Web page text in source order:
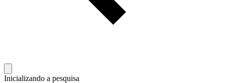
Inicializando a pesquisa